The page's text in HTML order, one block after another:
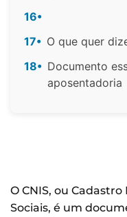
16•
17• O que quer
18• Documento
aposentadoria
O CNIS, ou
Sociais, é um